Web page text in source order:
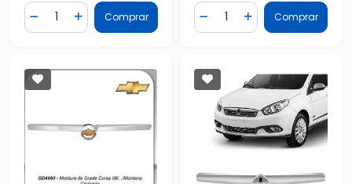
Diminuir Quantidade
Quantidade
Adicionar Quantidade
Comprar Diminuir Quantidade
Quantidade
AdicionarComprar